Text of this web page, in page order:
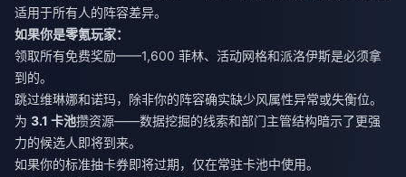
适用于所有人的阵容差异。
如果你是零氪玩家：
领取所有免费奖励——1,600 菲林、活动网格和派洛伊斯是必须拿
到的。
跳过维琳娜和诺玛，除非你的阵容确实缺少风属性异常或失衡位。
为 3.1 卡池攒资源——数据挖掘的线索和部门主管结构暗示了更强
力的候选人即将到来。
如果你的标准抽卡券即将过期，仅在常驻卡池中使用。